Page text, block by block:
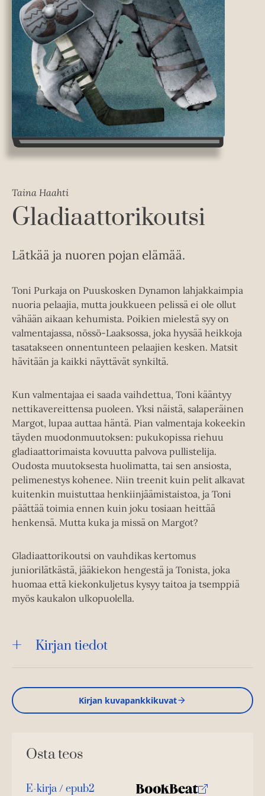
Taina Haahti
Gladiaattorikoutsi
Lätkää ja nuoren pojan elämää.
Toni Purkaja on Puuskosken Dynamon lahjakkaimpia
nuoria pelaajia, mutta joukkueen pelissä ei ole ollut
vähään aikaan kehumista. Poikien mielestä syy on
valmentajassa, nössö-Laaksossa, joka hyysää heikkoja
tasatakseen onnentunteen pelaajien kesken. Matsit
hävitään ja kaikki näyttävät synkiltä.
Kun valmentajaa ei saada vaihdettua, Toni kääntyy
nettikavereittensa puoleen. Yksi näistä, salaperäinen
Margot, lupaa auttaa häntä. Pian valmentaja kokeekin
täyden muodonmuutoksen: pukukopissa riehuu
gladiaattorimaista kovuutta palvova pullistelija.
Oudosta muutoksesta huolimatta, tai sen ansiosta,
pelimenestys kohenee. Niin treenit kuin pelit alkavat
kuitenkin muistuttaa henkiinjäämistaistoa, ja Toni
päättää toimia ennen kuin joku tosiaan heittää
henkensä. Mutta kuka ja missä on Margot?
Gladiaattorikoutsi on vauhdikas kertomus
juniorilätkästä, jääkiekon hengestä ja Tonista, joka
huomaa että kiekonkuljetus kysyy taitoa ja tsemppiä
myös kaukalon ulkopuolella.
Kirjan tiedot
Kirjan kuvapankkikuvat
Osta teos
E-kirja / epub2